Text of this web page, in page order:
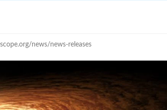
news/news-releases